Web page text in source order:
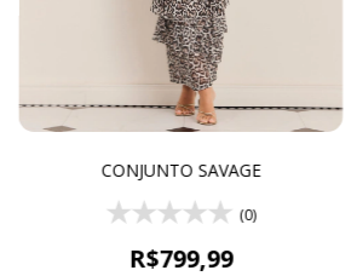
CONJUNTO SAVAGE
(0)
R$799,99